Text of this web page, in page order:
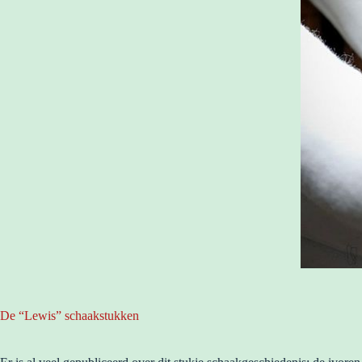
De “Lewis” schaakstukken